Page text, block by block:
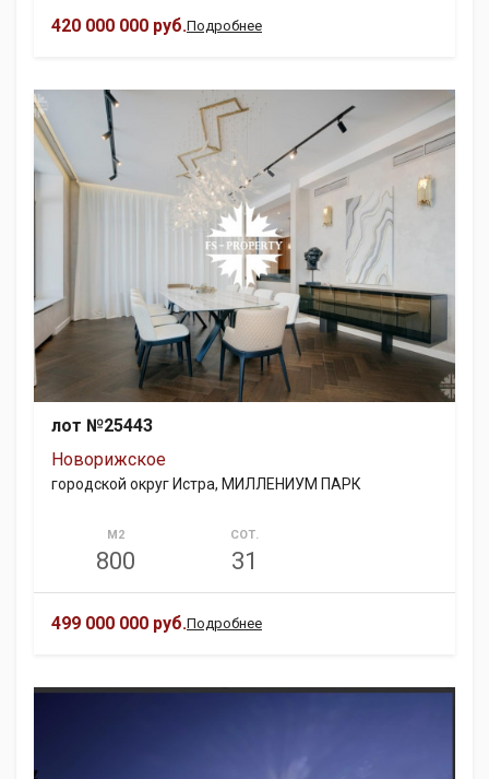
420 000 000 руб.Подробнее
лот №25443
Новорижское
городской округ Истра, МИЛЛЕНИУМ ПАРК
М2
800
СОТ.
31
499 000 000 руб.Подробнее